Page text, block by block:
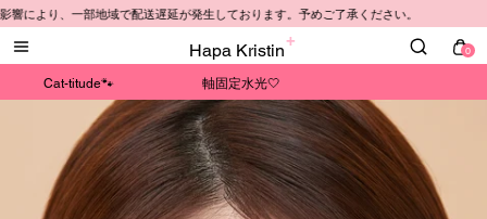
Hapa Kristin 0
Cat-titude🐾 軸固定水光🤍
で配送遅延が発生しております。予めご了承ください。